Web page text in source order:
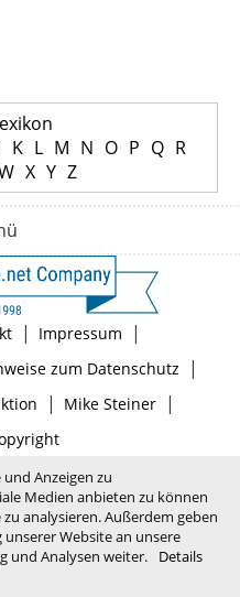
K L M N O P Q R
X Y Z
| Impressum |
zum Datenschutz |
| Mike Steiner|
Anzeigen zu
Medien anbieten zu können
analysieren. Außerdem geben
Website an unsere
und Analysen weiter.
Details